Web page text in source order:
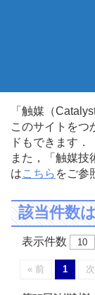
「触媒（
このサイトをつ
ドもできます．
また，「触媒技
はこちら をご参
該当件数
表示件数 10
« 前 1